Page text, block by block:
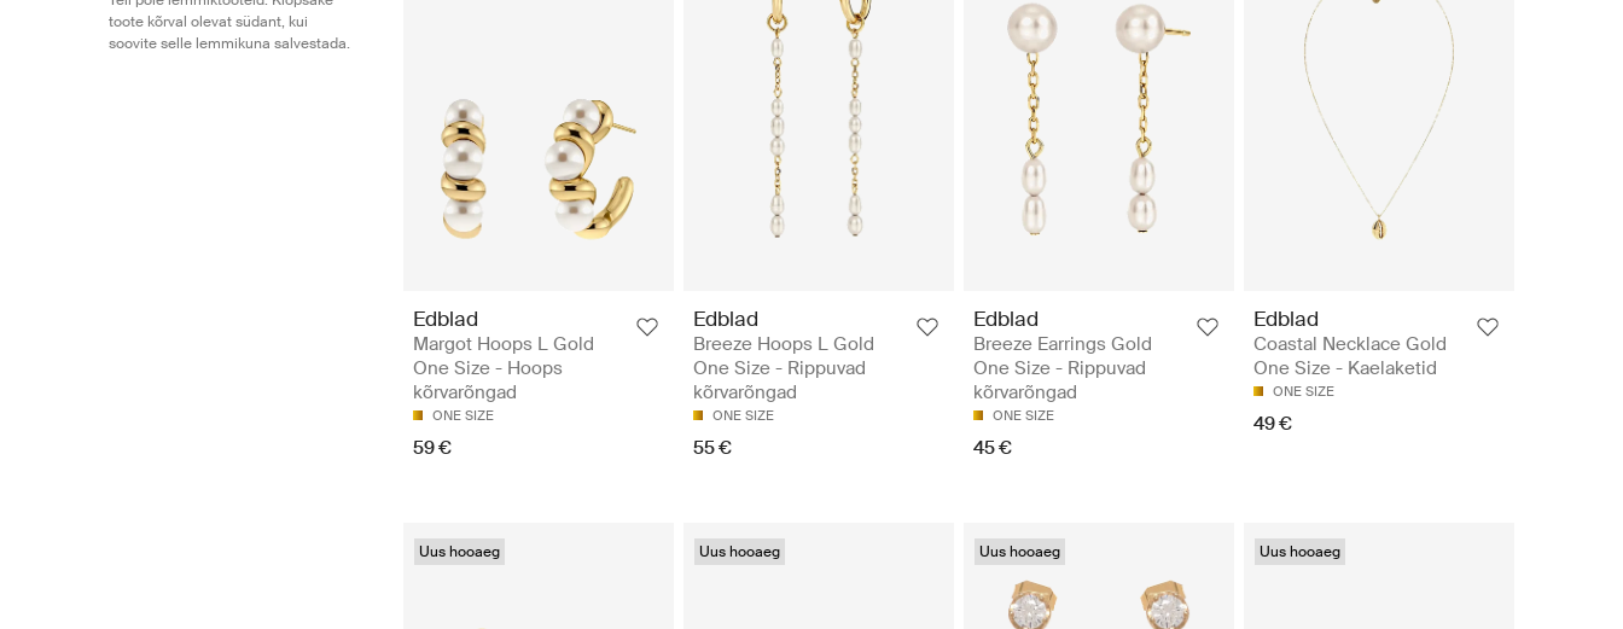
toote kõrval olevat südant, kui
soovite selle lemmikuna salvestada.
Edblad
Margot Hoops L Gold
One Size - Hoops
kõrvarõngad
ONE SIZE
59 €
Edblad
Breeze Hoops L Gold
One Size - Rippuvad
kõrvarõngad
ONE SIZE
55 €
Edblad
Breeze Earrings Gold
One Size - Rippuvad
kõrvarõngad
ONE SIZE
45 €
Edblad
Coastal Necklace Gold
One Size - Kaelaketid
ONE SIZE
49 €
Uus hooaeg Uus hooaeg Uus hooaeg Uus hooaeg